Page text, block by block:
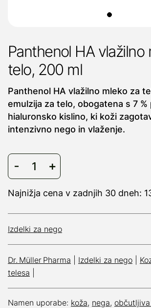
Panthenol HA vlažilno
telo, 200 ml
Panthenol HA vlažilno mleko za
emulzija za telo, obogatena s 7 %
hialuronsko kislino, ki koži
intenzivno nego in vlaženje.
Najnižja cena v zadnjih 30 dneh:
Izdelki za nego
Dr. Müller Pharma Izdelki za nego
telesa
Namen uporabe: koža, nega, občutljiva